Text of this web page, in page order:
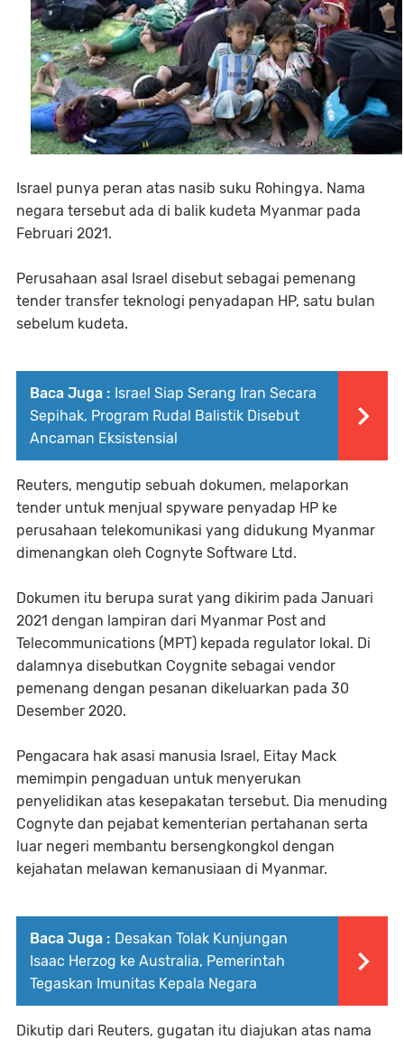
Israel punya peran atas nasib suku Rohingya. Nama
negara tersebut ada di balik kudeta Myanmar pada
Februari 2021.
Perusahaan asal Israel disebut sebagai pemenang
tender transfer teknologi penyadapan HP, satu bulan
sebelum kudeta.
Baca Juga : Israel Siap Serang Iran Secara
Sepihak, Program Rudal Balistik Disebut
Ancaman Eksistensial
Reuters, mengutip sebuah dokumen, melaporkan
tender untuk menjual spyware penyadap HP ke
perusahaan telekomunikasi yang didukung Myanmar
dimenangkan oleh Cognyte Software Ltd.
Dokumen itu berupa surat yang dikirim pada Januari
2021 dengan lampiran dari Myanmar Post and
Telecommunications (MPT) kepada regulator lokal. Di
dalamnya disebutkan Coygnite sebagai vendor
pemenang dengan pesanan dikeluarkan pada 30
Desember 2020.
Pengacara hak asasi manusia Israel, Eitay Mack
memimpin pengaduan untuk menyerukan
penyelidikan atas kesepakatan tersebut. Dia menuding
Cognyte dan pejabat kementerian pertahanan serta
luar negeri membantu bersengkongkol dengan
kejahatan melawan kemanusiaan di Myanmar.
Baca Juga : Desakan Tolak Kunjungan
Isaac Herzog ke Australia, Pemerintah
Tegaskan Imunitas Kepala Negara
Dikutip dari Reuters, gugatan itu diajukan atas nama